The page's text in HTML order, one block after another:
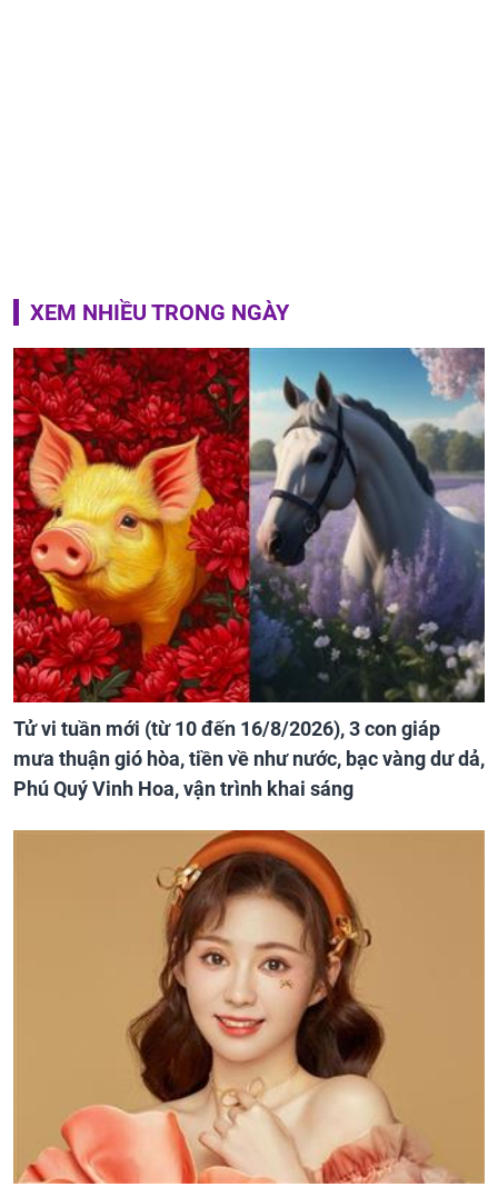
XEM NHIỀU TRONG NGÀY
Tử vi tuần mới (từ 10 đến 16/8/2026), 3 con giáp
mưa thuận gió hòa, tiền về như nước, bạc vàng dư dả,
Phú Quý Vinh Hoa, vận trình khai sáng